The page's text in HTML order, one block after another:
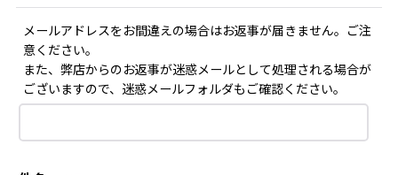
メールアドレスをお間違えの場合はお返事が届きません。ご注
意ください。
また、弊店からのお返事が迷惑メールとして処理される場合が
ございますので、迷惑メールフォルダもご確認ください。